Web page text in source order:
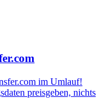
im Umlauf!
preisgeben, nichts